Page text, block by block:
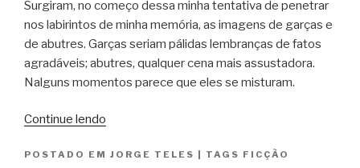
Surgiram, no começo dessa minha tentativa de penetrar
nos labirintos de minha memória, as imagens de garças e
de abutres. Garças seriam pálidas lembranças de fatos
agradáveis; abutres, qualquer cena mais assustadora.
Nalguns momentos parece que eles se misturam.
Continue lendo
abutres
POSTADO EM JORGE TELES | TAGS FICÇÃO